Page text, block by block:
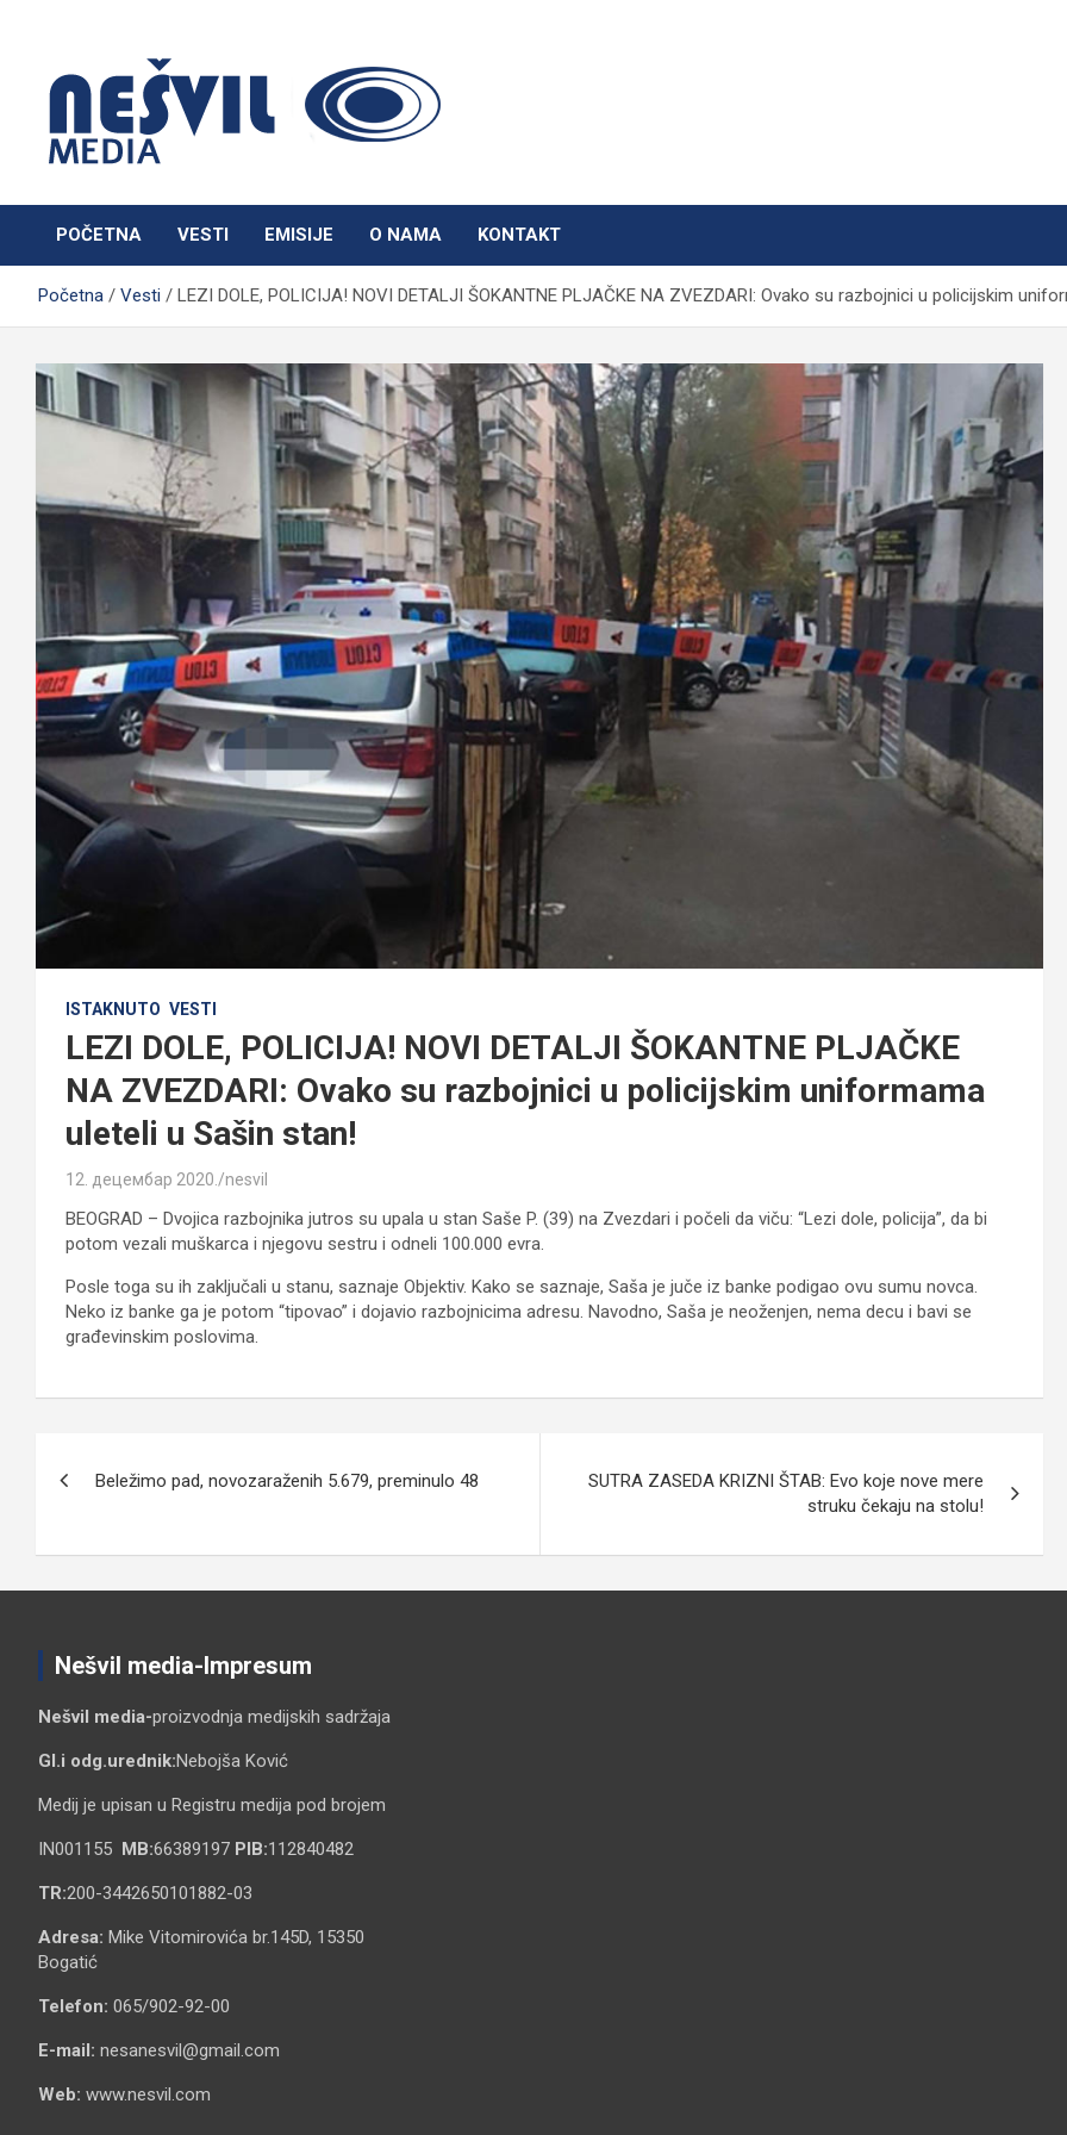
Nešvil Media Bogatić
POČETNA VESTI EMISIJE O NAMA KONTAKT
Početna Vesti LEZI DOLE, POLICIJA! NOVI DETALJI ŠOKANTNE PLJAČKE NA ZVEZDARI: Ovako su razbojnici u policijskim
ISTAKNUTO VESTI
LEZI DOLE, POLICIJA! NOVI DETALJI ŠOKANTNE PLJAČKE
NA ZVEZDARI: Ovako su razbojnici u policijskim uniformama
uleteli u Sašin stan!
12. децембар 2020. nesvil
BEOGRAD – Dvojica razbojnika jutros su upala u stan Saše P. (39) na Zvezdari i počeli da viču: “Lezi dole, policija”, da bi
potom vezali muškarca i njegovu sestru i odneli 100.000 evra.
Posle toga su ih zaključali u stanu, saznaje Objektiv. Kako se saznaje, Saša je juče iz banke podigao ovu sumu novca.
Neko iz banke ga je potom “tipovao” i dojavio razbojnicima adresu. Navodno, Saša je neoženjen, nema decu i bavi se
građevinskim poslovima.
Beležimo pad, novozaraženih 5.679, preminulo 48
SUTRA ZASEDA KRIZNI ŠTAB: Evo koje nove mere
struku čekaju na stolu!
Nešvil media-Impresum
Nešvil media-proizvodnja medijskih sadržaja
Gl.i odg.urednik:Nebojša Ković
Medij je upisan u Registru medija pod brojem
IN001155 MB:66389197 PIB:112840482
TR:200-3442650101882-03
Adresa: Mike Vitomirovića br.145D, 15350
Bogatić
Telefon: 065/902-92-00
E-mail: nesanesvil@gmail.com
Web: www.nesvil.com